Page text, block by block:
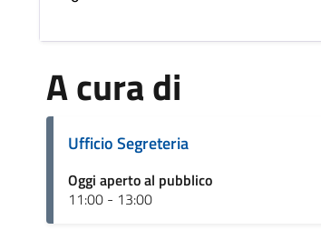
A cura di
Ufficio Segreteria
Oggi aperto al pubblico
11:00 - 13:00